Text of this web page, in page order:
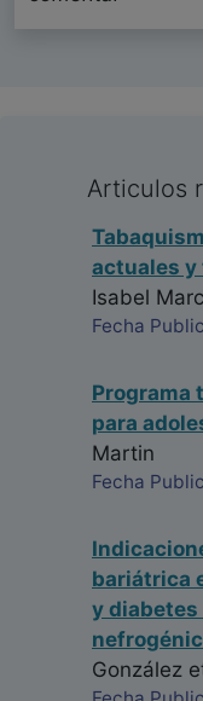
Articulos
actuales
Isabel
Fecha
Programa
para
Martin
Fecha
bariátrica
y
González